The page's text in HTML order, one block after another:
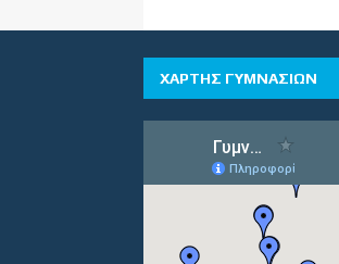
ΧΑΡΤΗΣ ΓΥΜΝΑΣΙΩΝ